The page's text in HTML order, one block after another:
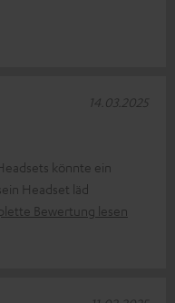
könnte ein
Headset läd
Bewertung lesen
14.03.2025